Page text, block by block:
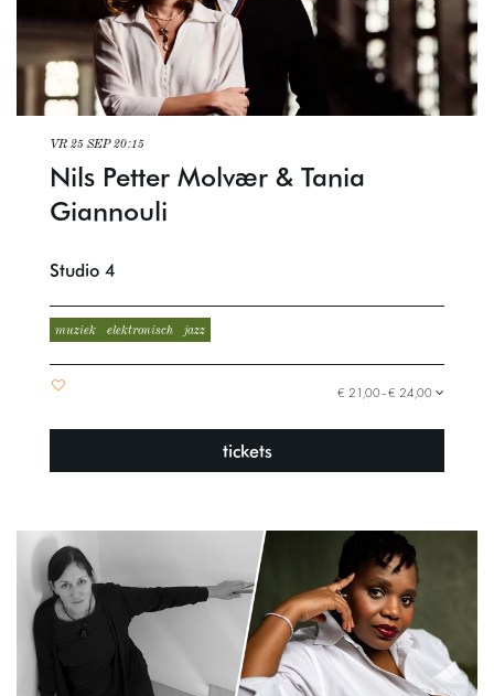
Nils Petter Molvær & Tania
Giannouli
VR 25 SEP20:15
Studio 4
muziek elektronisch jazz
€ 21,00–€ 24,00
tickets